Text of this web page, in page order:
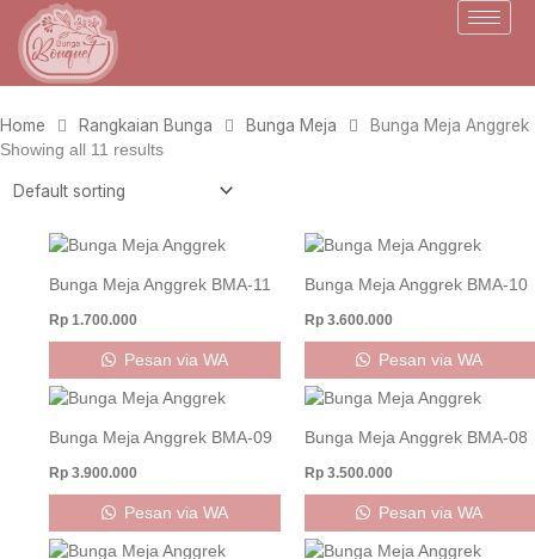
content
Home Rangkaian Bunga Bunga Meja Bunga Meja Anggrek
Showing all 11 results
Bunga Meja Anggrek BMA-11
Rp 1.700.000
Pesan via WA
Bunga Meja Anggrek BMA-10
Rp3.600.000
Pesan via WA
Bunga Meja Anggrek BMA-09
Rp 3.900.000
Pesan via WA
Bunga Meja Anggrek BMA-08
Rp3.500.000
Pesan via WA